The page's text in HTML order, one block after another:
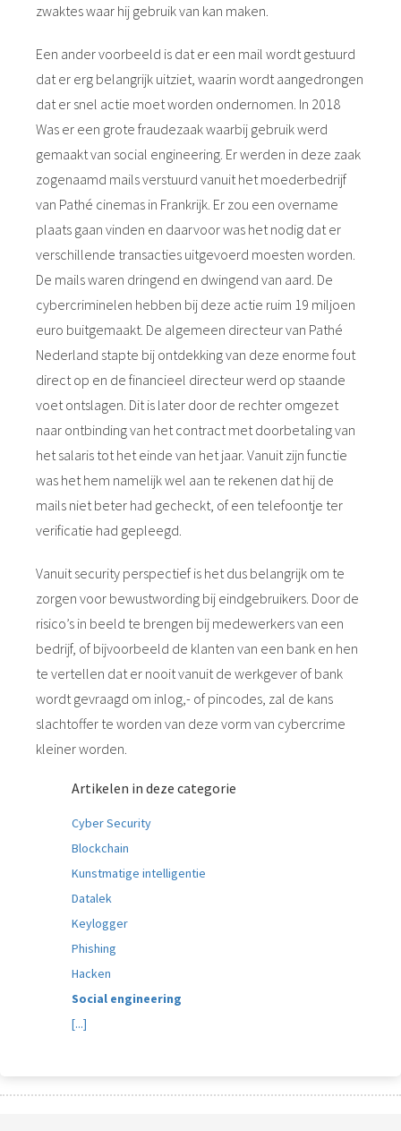
zwaktes waar hij gebruik van kan maken.
Een ander voorbeeld is dat er een mail wordt gestuurd
dat er erg belangrijk uitziet, waarin wordt aangedrongen
dat er snel actie moet worden ondernomen. In 2018
Was er een grote fraudezaak waarbij gebruik werd
gemaakt van social engineering. Er werden in deze zaak
zogenaamd mails verstuurd vanuit het moederbedrijf
van Pathé cinemas in Frankrijk. Er zou een overname
plaats gaan vinden en daarvoor was het nodig dat er
verschillende transacties uitgevoerd moesten worden.
De mails waren dringend en dwingend van aard. De
cybercriminelen hebben bij deze actie ruim 19 miljoen
euro buitgemaakt. De algemeen directeur van Pathé
Nederland stapte bij ontdekking van deze enorme fout
direct op en de financieel directeur werd op staande
voet ontslagen. Dit is later door de rechter omgezet
naar ontbinding van het contract met doorbetaling van
het salaris tot het einde van het jaar. Vanuit zijn functie
was het hem namelijk wel aan te rekenen dat hij de
mails niet beter had gecheckt, of een telefoontje ter
verificatie had gepleegd.
Vanuit security perspectief is het dus belangrijk om te
zorgen voor bewustwording bij eindgebruikers. Door de
risico’s in beeld te brengen bij medewerkers van een
bedrijf, of bijvoorbeeld de klanten van een bank en hen
te vertellen dat er nooit vanuit de werkgever of bank
wordt gevraagd om inlog,- of pincodes, zal de kans
slachtoffer te worden van deze vorm van cybercrime
kleiner worden.
Artikelen in deze categorie
Cyber Security
Blockchain
Kunstmatige intelligentie
Datalek
Keylogger
Phishing
Hacken
Social engineering
[...]